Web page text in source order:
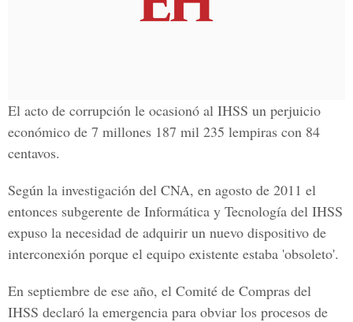
El acto de corrupción le ocasionó al IHSS un perjuicio
económico de 7 millones 187 mil 235 lempiras con 84
centavos.
Según la investigación del CNA, en agosto de 2011 el
entonces subgerente de Informática y Tecnología del IHSS
expuso la necesidad de adquirir un nuevo dispositivo de
interconexión porque el equipo existente estaba 'obsoleto'.
En septiembre de ese año, el Comité de Compras del
IHSS declaró la emergencia para obviar los procesos de